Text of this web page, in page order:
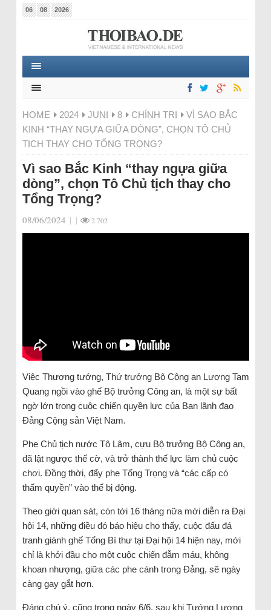
06 08 2026
HOME 2024 JUNI 8 CHÍNH TRỊ
VÌ SAO BẮC
KINH “THAY NGỰA GIỮA DÒNG”, CHỌN TÔ CHỦ
TỊCH THAY CHO TỔNG TRỌNG?
Vì sao Bắc Kinh “thay ngựa giữa
dòng”, chọn Tô Chủ tịch thay cho
Tổng Trọng?
08/06/2024 | | 2.702
Việc Thượng tướng, Thứ trưởng Bộ Công an Lương Tam
Quang ngồi vào ghế Bộ trưởng Công an, là một sự bất
ngờ lớn trong cuộc chiến quyền lực của Ban lãnh đạo
Đảng Cộng sản Việt Nam.
Phe Chủ tịch nước Tô Lâm, cựu Bộ trưởng Bộ Công an,
đã lật ngược thế cờ, và trở thành thế lực làm chủ cuộc
chơi. Đồng thời, đẩy phe Tổng Trọng và “các cấp có
thẩm quyền” vào thế bị động.
Theo giới quan sát, còn tới 16 tháng nữa mới diễn ra Đại
hội 14, những điều đó báo hiệu cho thấy, cuộc đấu đá
tranh giành ghế Tổng Bí thư tại Đại hội 14 hiện nay, mới
chỉ là khởi đầu cho một cuộc chiến đẫm máu, không
khoan nhượng, giữa các phe cánh trong Đảng, sẽ ngày
càng gay gắt hơn.
Đáng chú ý, cũng trong ngày 6/6, sau khi Tướng Lương